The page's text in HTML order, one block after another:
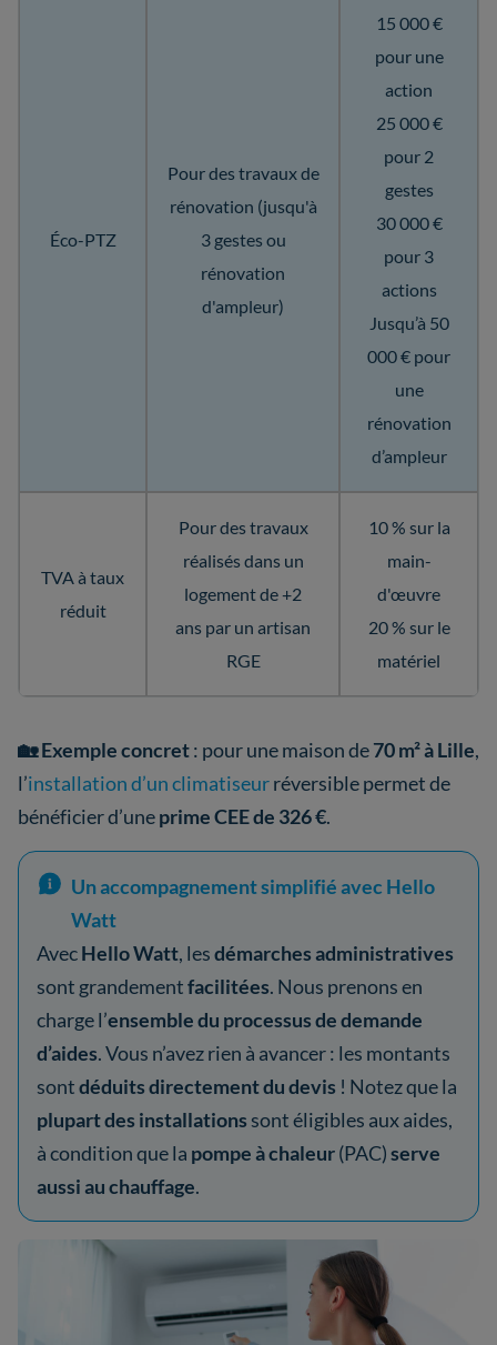
Éco-PTZ
Pour des travaux de
rénovation (jusqu'à
3 gestes ou
rénovation
d'ampleur)
15 000 €
pour une
action
25 000 €
pour 2
gestes
30 000 €
pour 3
actions
Jusqu’à 50
000 € pour
une
rénovation
d’ampleur
TVA à taux
réduit
Pour des travaux
réalisés dans un
logement de +2
ans par un artisan
RGE
10 % sur la
main-
d'œuvre
20 % sur le
matériel
🏡 Exemple concret: pour une maison de70 m² à Lille,
l’installation d’un climatiseurréversible permet de
bénéficier d’uneprime CEE de 326 €.
Un accompagnement simplifié avec Hello
Watt
AvecHello Watt, lesdémarches administratives
sont grandementfacilitées. Nous prenons en
charge l’ensemble du processus de demande
d’aides. Vous n’avez rien à avancer : les montants
sontdéduits directement du devis ! Notez que la
plupart des installations sont éligibles aux aides,
à condition que la pompe à chaleur(PAC)serve
aussi au chauffage.